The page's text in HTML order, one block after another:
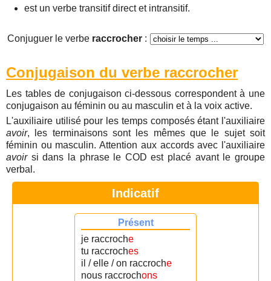
est un verbe transitif direct et intransitif.
Conjuguer le verbe raccrocher :
Conjugaison du verbe raccrocher
Les tables de conjugaison ci-dessous correspondent à une
conjugaison au féminin ou au masculin et à la voix active.
L'auxiliaire utilisé pour les temps composés étant l'auxiliaire
avoir, les terminaisons sont les mêmes que le sujet soit
féminin ou masculin. Attention aux accords avec l'auxiliaire
avoirsi dans la phrase le COD est placé avant le groupe
verbal.
Indicatif
Présent
je raccroche
tu raccroches
il / elle / on raccroche
nous raccrochons